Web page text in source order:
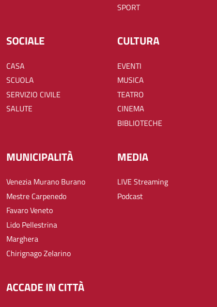
SPORT
SOCIALE
CASA
SCUOLA
SERVIZIO CIVILE
SALUTE
CULTURA
EVENTI
MUSICA
TEATRO
CINEMA
BIBLIOTECHE
MUNICIPALITÀ
Venezia Murano Burano
Mestre Carpenedo
Favaro Veneto
Lido Pellestrina
Marghera
Chirignago Zelarino
MEDIA
LIVE Streaming
Podcast
ACCADE IN CITTÀ